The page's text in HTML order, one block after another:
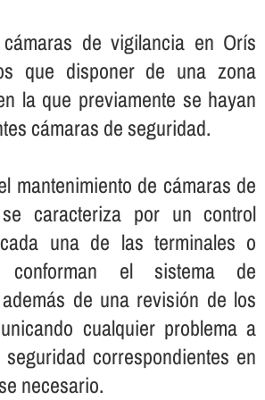
de vigilancia en Orís
que disponer de una zona
la que previamente se hayan
cámaras de seguridad.
mantenimiento de cámaras de
caracteriza por un control
una de las terminales o
conforman el sistema de
de una revisión de los
cualquier problema a
correspondientes en
necesario.